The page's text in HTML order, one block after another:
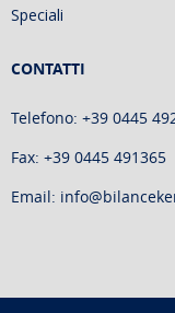
Speciali
CONTATTI
Telefono: +39 0445
Fax: +39 0445 491365
Email: